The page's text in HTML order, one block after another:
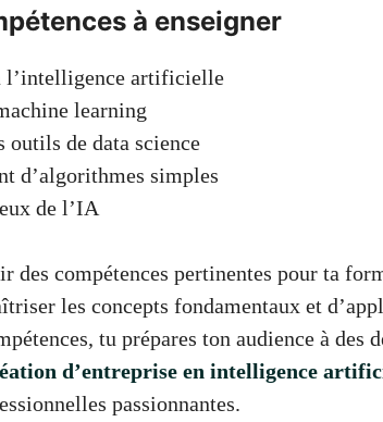
à enseigner
l’intelligence artificielle
learning
de data science
d’algorithmes simples
de l’IA
des compétences pertinentes pour ta
les concepts fondamentaux et
tu prépares ton audience à des
d’entreprise en intelligence
passionnantes.